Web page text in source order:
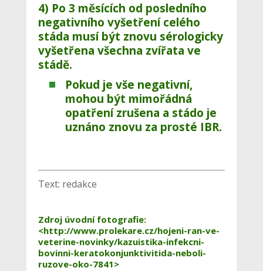
4) Po 3 měsících od posledního
negativního vyšetření celého
stáda musí být znovu sérologicky
vyšetřena všechna zvířata ve
stádě.
Pokud je vše negativní,
mohou být mimořádná
opatření zrušena a stádo je
uznáno znovu za prosté IBR.
Text: redakce
Zdroj úvodní fotografie:
<http://www.prolekare.cz/hojeni-ran-ve-
veterine-novinky/kazuistika-infekcni-
bovinni-keratokonjunktivitida-neboli-
ruzove-oko-7841>